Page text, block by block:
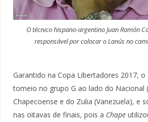
O técnico hispano-argentino Juan Ramón
responsável por colocar o Lanús no
Garantido na Copa Libertadores 2017, o
torneio no grupo G ao lado do Nacional
Chapecoense e do Zulia (Vanezuela), e
nas oitavas de finais, pois a Chape